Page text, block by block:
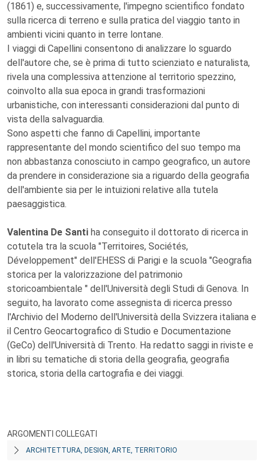
(1861) e, successivamente, l'impegno scientifico fondato
sulla ricerca di terreno e sulla pratica del viaggio tanto in
ambienti vicini quanto in terre lontane.
I viaggi di Capellini consentono di analizzare lo sguardo
dell'autore che, se è prima di tutto scienziato e naturalista,
rivela una complessiva attenzione al territorio spezzino,
coinvolto alla sua epoca in grandi trasformazioni
urbanistiche, con interessanti considerazioni dal punto di
vista della salvaguardia.
Sono aspetti che fanno di Capellini, importante
rappresentante del mondo scientifico del suo tempo ma
non abbastanza conosciuto in campo geografico, un autore
da prendere in considerazione sia a riguardo della geografia
dell'ambiente sia per le intuizioni relative alla tutela
paesaggistica.
Valentina De Santi ha conseguito il dottorato di ricerca in
cotutela tra la scuola "Territoires, Sociétés,
Développement" dell'EHESS di Parigi e la scuola "Geografia
storica per la valorizzazione del patrimonio
storicoambientale " dell'Università degli Studi di Genova. In
seguito, ha lavorato come assegnista di ricerca presso
l'Archivio del Moderno dell'Università della Svizzera italiana e
il Centro Geocartografico di Studio e Documentazione
(GeCo) dell'Università di Trento. Ha redatto saggi in riviste e
in libri su tematiche di storia della geografia, geografia
storica, storia della cartografia e dei viaggi.
ARGOMENTI COLLEGATI
ARCHITETTURA, DESIGN, ARTE, TERRITORIO